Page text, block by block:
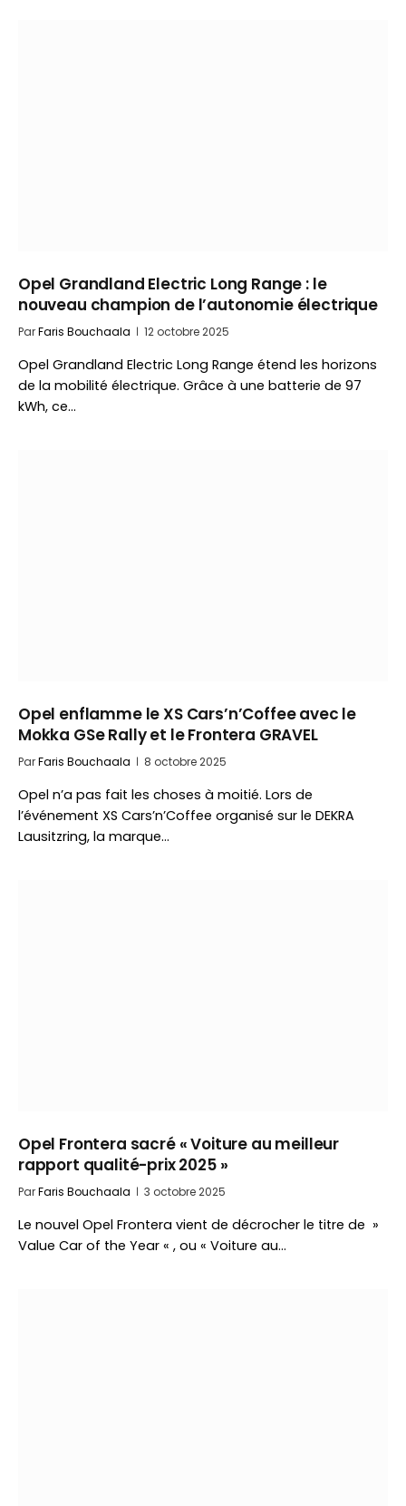
Opel Grandland Electric Long Range : le
nouveau champion de l’autonomie électrique
ParFaris Bouchaala 12 octobre 2025
Opel Grandland Electric Long Range étend les horizons
de la mobilité électrique. Grâce à une batterie de 97
kWh, ce…
Opel enflamme le XS Cars’n’Coffee avec le
Mokka GSe Rally et le Frontera GRAVEL
ParFaris Bouchaala 8 octobre 2025
Opel n’a pas fait les choses à moitié. Lors de
l’événement XS Cars’n’Coffee organisé sur le DEKRA
Lausitzring, la marque…
Opel Frontera sacré « Voiture au meilleur
rapport qualité-prix 2025 »
ParFaris Bouchaala 3 octobre 2025
Le nouvel Opel Frontera vient de décrocher le titre de »
Value Car of the Year « , ou « Voiture au…